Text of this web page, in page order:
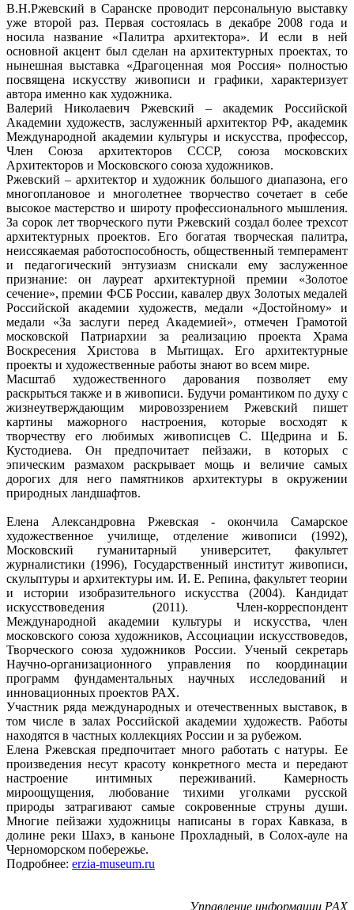
В.Н.Ржевский в Саранске проводит персональную выставку
уже второй раз. Первая состоялась в декабре 2008 года и
носила название «Палитра архитектора». И если в ней
основной акцент был сделан на архитектурных проектах, то
нынешная выставка «Драгоценная моя Россия» полностью
посвящена искусству живописи и графики, характеризует
автора именно как художника.
Валерий Николаевич Ржевский – академик Российской
Академии художеств, заслуженный архитектор РФ, академик
Международной академии культуры и искусства, профессор,
Член Союза архитекторов СССР, союза московских
Архитекторов и Московского союза художников.
Ржевский – архитектор и художник большого диапазона, его
многоплановое и многолетнее творчество сочетает в себе
высокое мастерство и широту профессионального мышления.
За сорок лет творческого пути Ржевский создал более трехсот
архитектурных проектов. Его богатая творческая палитра,
неиссякаемая работоспособность, общественный темперамент
и педагогический энтузиазм снискали ему заслуженное
признание: он лауреат архитектурной премии «Золотое
сечение», премии ФСБ России, кавалер двух Золотых медалей
Российской академии художеств, медали «Достойному» и
медали «За заслуги перед Академией», отмечен Грамотой
московской Патриархии за реализацию проекта Храма
Воскресения Христова в Мытищах. Его архитектурные
проекты и художественные работы знают во всем мире.
Масштаб художественного дарования позволяет ему
раскрыться также и в живописи. Будучи романтиком по духу с
жизнеутверждающим мировоззрением Ржевский пишет
картины мажорного настроения, которые восходят к
творчеству его любимых живописцев С. Щедрина и Б.
Кустодиева. Он предпочитает пейзажи, в которых с
эпическим размахом раскрывает мощь и величие самых
дорогих для него памятников архитектуры в окружении
природных ландшафтов.
Елена Александровна Ржевская - окончила Самарское
художественное училище, отделение живописи (1992),
Московский гуманитарный университет, факультет
журналистики (1996), Государственный институт живописи,
скульптуры и архитектуры им. И. Е. Репина, факультет теории
и истории изобразительного искусства (2004). Кандидат
искусствоведения (2011). Член-корреспондент
Международной академии культуры и искусства, член
московского союза художников, Ассоциации искусствоведов,
Творческого союза художников России. Ученый секретарь
Научно-организационного управления по координации
программ фундаментальных научных исследований и
инновационных проектов РАХ.
Участник ряда международных и отечественных выставок, в
том числе в залах Российской академии художеств. Работы
находятся в частных коллекциях России и за рубежом.
Елена Ржевская предпочитает много работать с натуры. Ее
произведения несут красоту конкретного места и передают
настроение интимных переживаний. Камерность
мироощущения, любование тихими уголками русской
природы затрагивают самые сокровенные струны души.
Многие пейзажи художницы написаны в горах Кавказа, в
долине реки Шахэ, в каньоне Прохладный, в Солох-ауле на
Черноморском побережье.
Подробнее: erzia-museum.ru
Управление информации РАХ